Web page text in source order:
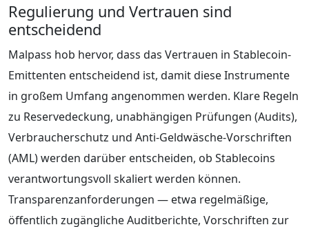
Regulierung und Vertrauen sind
entscheidend
Malpass hob hervor, dass das Vertrauen in Stablecoin-
Emittenten entscheidend ist, damit diese Instrumente
in großem Umfang angenommen werden. Klare Regeln
zu Reservedeckung, unabhängigen Prüfungen (Audits),
Verbraucherschutz und Anti-Geldwäsche-Vorschriften
(AML) werden darüber entscheiden, ob Stablecoins
verantwortungsvoll skaliert werden können.
Transparenzanforderungen — etwa regelmäßige,
öffentlich zugängliche Auditberichte, Vorschriften zur